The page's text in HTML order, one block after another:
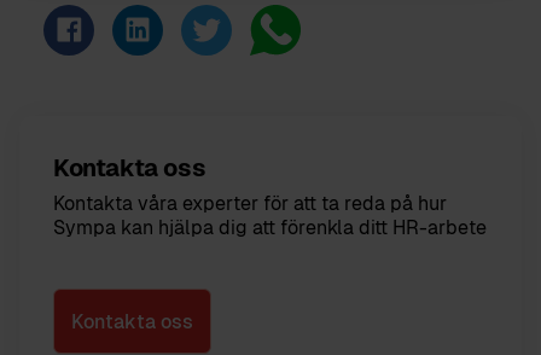
Kontakta oss
Kontakta våra experter för att ta reda på hur
Sympa kan hjälpa dig att förenkla ditt HR-arbete
Kontakta oss